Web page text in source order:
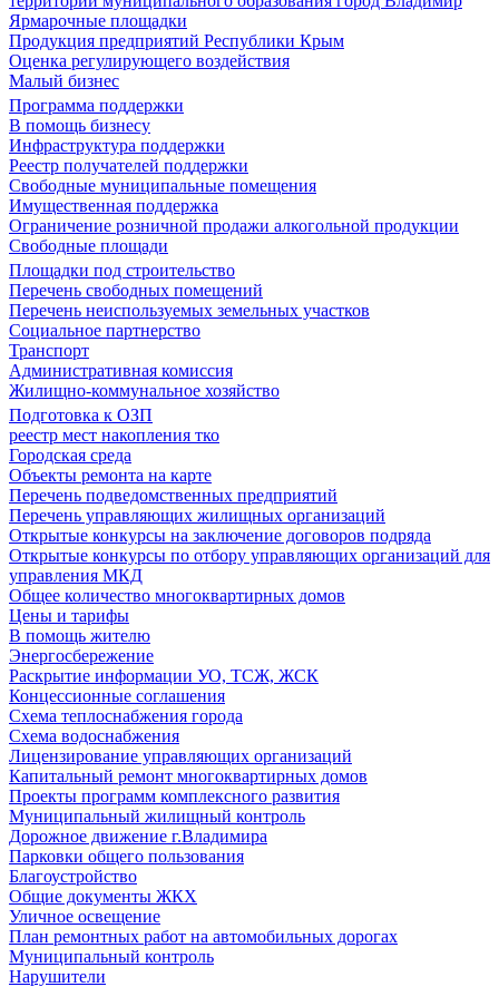
Ярмарочные площадки
Продукция предприятий Республики Крым
Оценка регулирующего воздействия
Малый бизнес
Программа поддержки
В помощь бизнесу
Инфраструктура поддержки
Реестр получателей поддержки
Свободные муниципальные помещения
Имущественная поддержка
Ограничение розничной продажи алкогольной продукции
Свободные площади
Площадки под строительство
Перечень свободных помещений
Перечень неиспользуемых земельных участков
Социальное партнерство
Транспорт
Административная комиссия
Жилищно-коммунальное хозяйство
Подготовка к ОЗП
реестр мест накопления тко
Городская среда
Объекты ремонта на карте
Перечень подведомственных предприятий
Перечень управляющих жилищных организаций
Открытые конкурсы на заключение договоров подряда
Открытые конкурсы по отбору управляющих организаций для
управления МКД
Общее количество многоквартирных домов
Цены и тарифы
В помощь жителю
Энергосбережение
Раскрытие информации УО, ТСЖ, ЖСК
Концессионные соглашения
Схема теплоснабжения города
Схема водоснабжения
Лицензирование управляющих организаций
Капитальный ремонт многоквартирных домов
Проекты программ комплексного развития
Муниципальный жилищный контроль
Дорожное движение г.Владимира
Парковки общего пользования
Благоустройство
Общие документы ЖКХ
Уличное освещение
План ремонтных работ на автомобильных дорогах
Муниципальный контроль
Нарушители